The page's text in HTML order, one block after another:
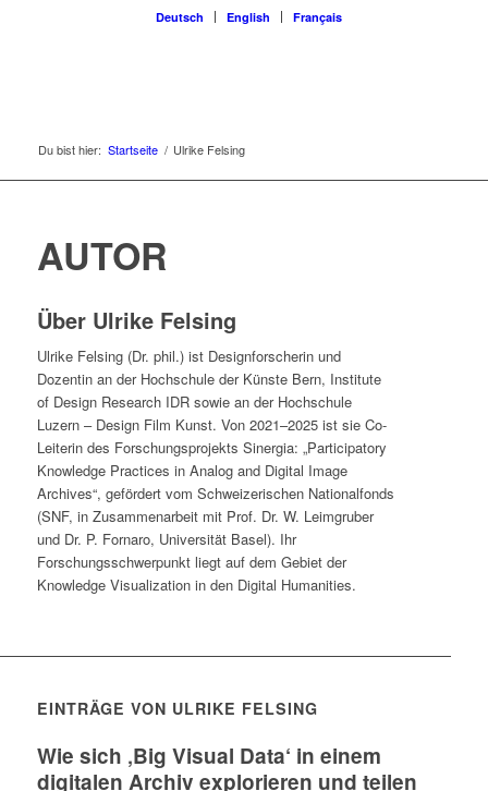
Deutsch English Français
Du bist hier: Startseite / Ulrike Felsing
AUTOR
Über Ulrike Felsing
Ulrike Felsing (Dr. phil.) ist Designforscherin und
Dozentin an der Hochschule der Künste Bern, Institute
of Design Research IDR sowie an der Hochschule
Luzern – Design Film Kunst. Von 2021–2025 ist sie Co-
Leiterin des Forschungsprojekts Sinergia: „Participatory
Knowledge Practices in Analog and Digital Image
Archives“, gefördert vom Schweizerischen Nationalfonds
(SNF, in Zusammenarbeit mit Prof. Dr. W. Leimgruber
und Dr. P. Fornaro, Universität Basel). Ihr
Forschungsschwerpunkt liegt auf dem Gebiet der
Knowledge Visualization in den Digital Humanities.
EINTRÄGE VON ULRIKE FELSING
Wie sich ‚Big Visual Data‘ in einem
digitalen Archiv explorieren und teilen